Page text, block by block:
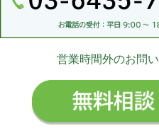
営業時間外のお問